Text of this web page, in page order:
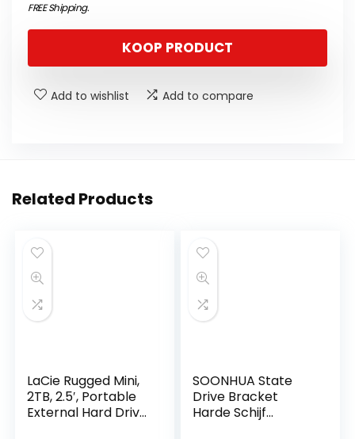
FREE Shipping.
KOOP PRODUCT
Add to wishlist Add to compare
Related Products
LaCie Rugged Mini,
2TB, 2.5′, Portable
External Hard Drive,
SOONHUA State
Drive Bracket
Harde Schijf